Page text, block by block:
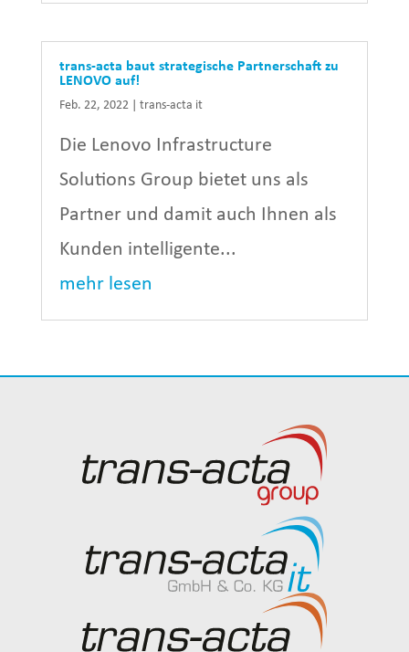
trans-acta baut strategische Partnerschaft zu
LENOVO auf!
Feb. 22, 2022| trans-acta it
Die Lenovo Infrastructure
Solutions Group bietet uns als
Partner und damit auch Ihnen als
Kunden intelligente...
mehr lesen